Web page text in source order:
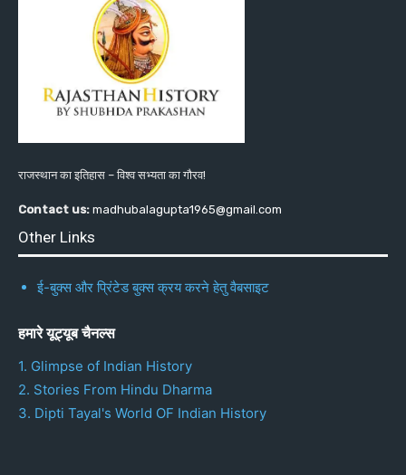
राजस्थान का इतिहास – विश्व सभ्यता का गौरव!
Contact us: madhubalagupta1965@gmail.com
Other Links
ई-बुक्स और प्रिंटेड बुक्स क्रय करने हेतु वैबसाइट
हमारे यूट्यूब चैनल्स
1. Glimpse of Indian History
2. Stories From Hindu Dharma
3. Dipti Tayal's World OF Indian History